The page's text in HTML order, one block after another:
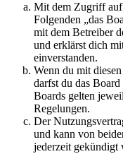
Mit dem Zugriff
Folgenden „das
mit dem Betreiber
und erklärst dich
einverstanden.
Wenn du mit
darfst du das
Boards gelten
Regelungen.
Der
und kann von
jederzeit gekündigt